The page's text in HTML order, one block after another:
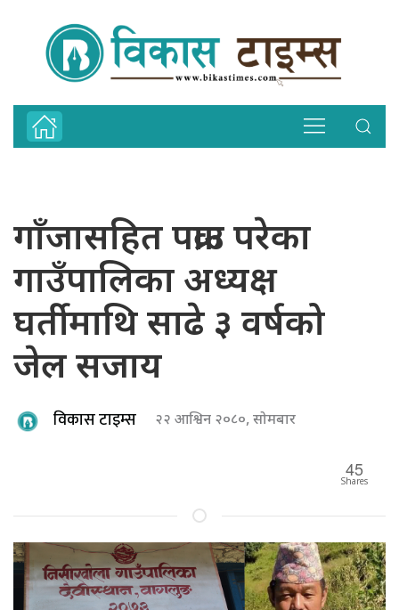
गाँजासहित पक्राउ परेका
गाउँपालिका अध्यक्ष
घर्तीमाथि साढे ३ वर्षको
जेल सजाय
विकास टाइम्स २२ आश्विन २०८०, सोमबार
45
Shares